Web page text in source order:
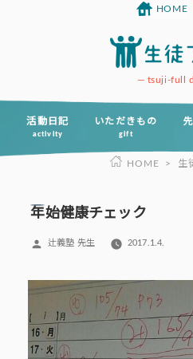
ツ
tsuji-full
活動日記
activity
いただきもの
gift
HOME
HOME > 生
年始健康チェック
投
辻義塾 先生 2017.1.4.